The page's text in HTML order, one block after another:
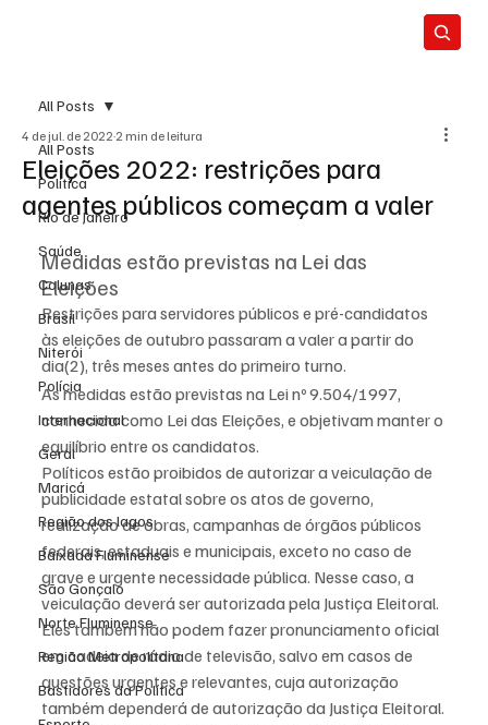
All Posts
Política
Rio de Janeiro
Saúde
Colunas
Brasil
Niterói
Polícia
Internacional
Geral
Maricá
Região dos lagos
Baixada Fluminense
São Gonçalo
Norte Fluminense
Região Metropolitana
Bastidores da Política
All Posts
Eleições 2022: restrições para
agentes públicos começam a valer
4 de jul. de 2022 2 min de leitura
Medidas estão previstas na Lei das
Eleições
Restrições para servidores públicos e pré-candidatos
às eleições de outubro passaram a valer a partir do
dia(2), três meses antes do primeiro turno.
As medidas estão previstas na Lei nº 9.504/1997,
conhecida como Lei das Eleições, e objetivam manter o
equilíbrio entre os candidatos.
Políticos estão proibidos de autorizar a veiculação de
publicidade estatal sobre os atos de governo,
realização de obras, campanhas de órgãos públicos
federais, estaduais e municipais, exceto no caso de
grave e urgente necessidade pública. Nesse caso, a
veiculação deverá ser autorizada pela Justiça Eleitoral.
Eles também não podem fazer pronunciamento oficial
em cadeia de rádio de televisão, salvo em casos de
questões urgentes e relevantes, cuja autorização
também dependerá de autorização da Justiça Eleitoral.